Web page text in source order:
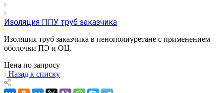
Изоляция ППУ труб заказчика
Изоляция труб заказчика в пенополиуретане с применением
оболочки ПЭ и ОЦ.
Цена по запросу
Назад к списку